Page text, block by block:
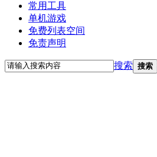
常用工具
单机游戏
免费列表空间
免责声明
搜索 搜索